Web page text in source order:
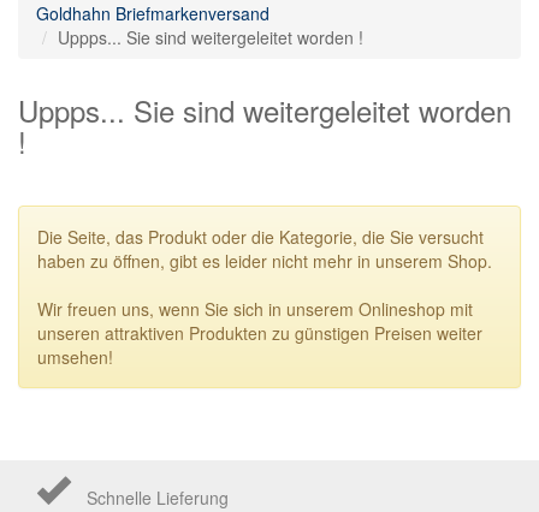
Goldhahn Briefmarkenversand
Uppps... Sie sind weitergeleitet worden !
Uppps... Sie sind weitergeleitet worden
!
Die Seite, das Produkt oder die Kategorie, die Sie versucht
haben zu öffnen, gibt es leider nicht mehr in unserem Shop.
Wir freuen uns, wenn Sie sich in unserem Onlineshop mit
unseren attraktiven Produkten zu günstigen Preisen weiter
umsehen!
Schnelle Lieferung